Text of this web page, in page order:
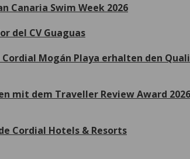
Canaria Swim Week 2026
del CV Guaguas
Mogán Playa erhalten den
mit dem Traveller Review Award
Cordial Hotels & Resorts